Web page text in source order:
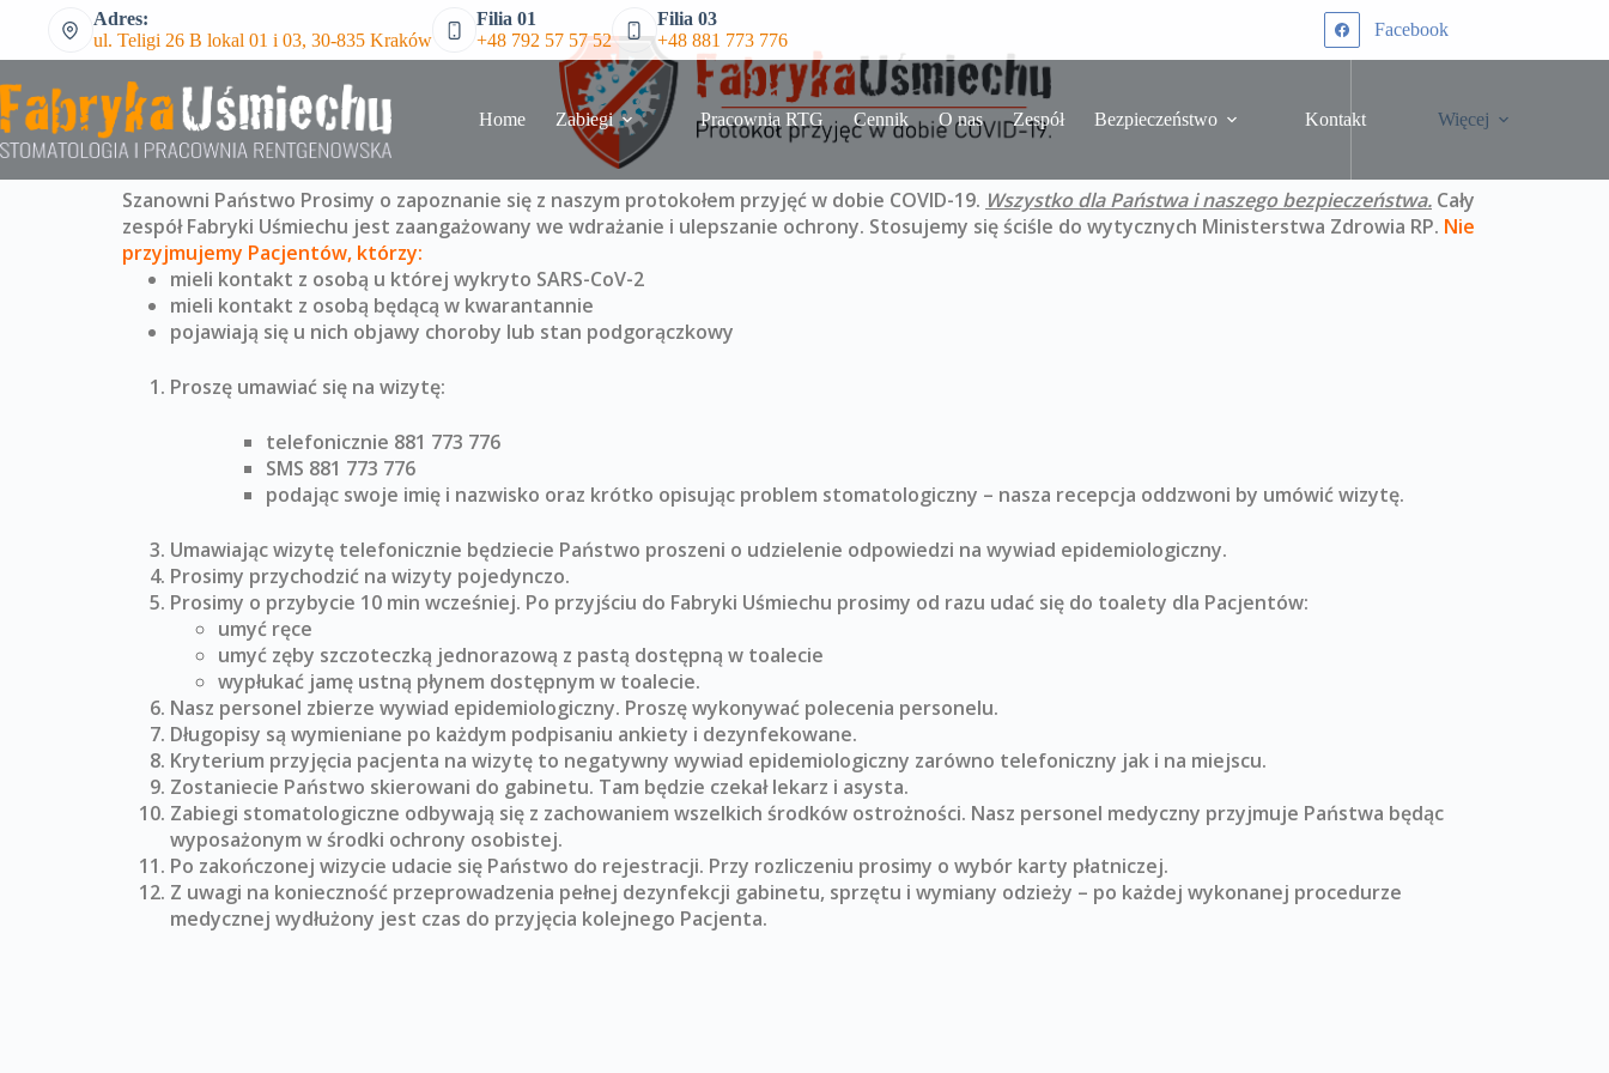
Adres:
ul. Teligi 26 B lokal 01 i 03, 30-835 Kraków
Filia 01
+48 792 57 57 52
Filia 03
+48 881 773 776
Facebook
Home Zabiegi Pracownia RTG Cennik O nas Zespół Bezpieczeństwo Kontakt Więcej
Szanowni Państwo Prosimy o zapoznanie się z naszym protokołem przyjęć w dobie COVID-19. Wszystko dla Państwa i naszego bezpieczeństwa. Cały
zespół Fabryki Uśmiechu jest zaangażowany we wdrażanie i ulepszanie ochrony. Stosujemy się ściśle do wytycznych Ministerstwa Zdrowia RP. Nie
przyjmujemy Pacjentów, którzy:
mieli kontakt z osobą u której wykryto SARS-CoV-2
mieli kontakt z osobą będącą w kwarantannie
pojawiają się u nich objawy choroby lub stan podgorączkowy
Proszę umawiać się na wizytę:
telefonicznie 881 773 776
SMS 881 773 776
podając swoje imię i nazwisko oraz krótko opisując problem stomatologiczny – nasza recepcja oddzwoni by umówić wizytę.
Umawiając wizytę telefonicznie będziecie Państwo proszeni o udzielenie odpowiedzi na wywiad epidemiologiczny.
Prosimy przychodzić na wizyty pojedynczo.
Prosimy o przybycie 10 min wcześniej. Po przyjściu do Fabryki Uśmiechu prosimy od razu udać się do toalety dla Pacjentów:
umyć ręce
umyć zęby szczoteczką jednorazową z pastą dostępną w toalecie
wypłukać jamę ustną płynem dostępnym w toalecie.
Nasz personel zbierze wywiad epidemiologiczny. Proszę wykonywać polecenia personelu.
Długopisy są wymieniane po każdym podpisaniu ankiety i dezynfekowane.
Kryterium przyjęcia pacjenta na wizytę to negatywny wywiad epidemiologiczny zarówno telefoniczny jak i na miejscu.
Zostaniecie Państwo skierowani do gabinetu. Tam będzie czekał lekarz i asysta.
Zabiegi stomatologiczne odbywają się z zachowaniem wszelkich środków ostrożności. Nasz personel medyczny przyjmuje Państwa będąc
wyposażonym w środki ochrony osobistej.
Po zakończonej wizycie udacie się Państwo do rejestracji. Przy rozliczeniu prosimy o wybór karty płatniczej.
Z uwagi na konieczność przeprowadzenia pełnej dezynfekcji gabinetu, sprzętu i wymiany odzieży – po każdej wykonanej procedurze
medycznej wydłużony jest czas do przyjęcia kolejnego Pacjenta.